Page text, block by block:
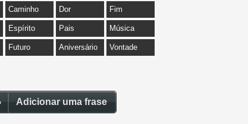
Caminho Dor Fim
Espírito Pais Música
Futuro Aniversário Vontade
Adicionar uma frase